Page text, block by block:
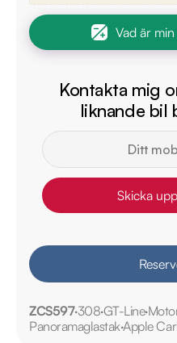
Vad är
Kontakta mig
liknande bil
Skicka
ZCS597308GT-Line
Panoramaglastak Apple